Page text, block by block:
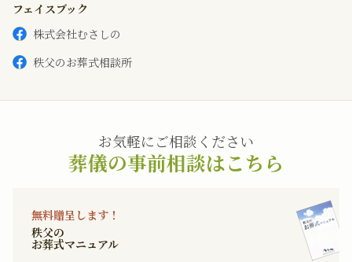
フェイスブック
株式会社むさしの
秩父のお葬式相談所
お気軽にご相談ください
葬儀の事前相談はこちら
無料贈呈します！
秩父の
お葬式マニュアル